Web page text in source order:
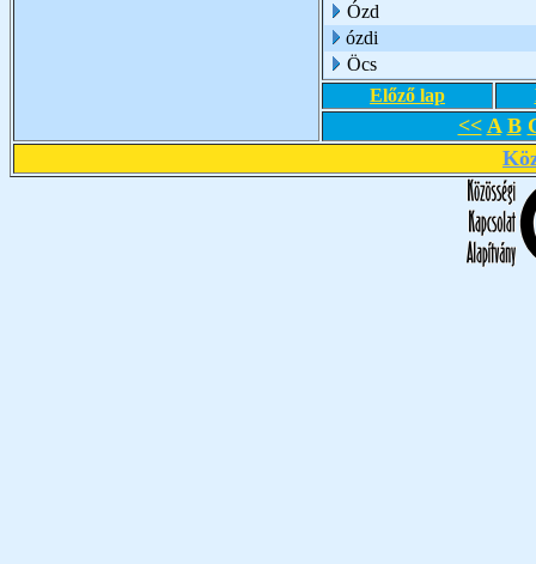
Ózd
ózdi
Öcs
Előző lap
<< A B